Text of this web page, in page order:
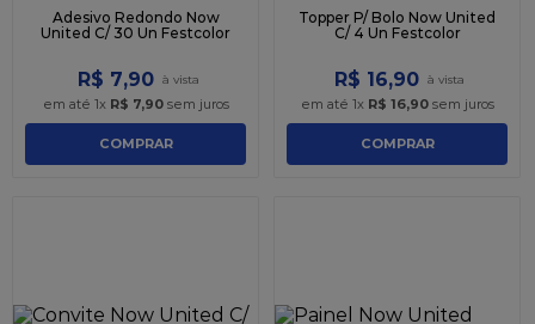
Adesivo Redondo Now
United C/ 30 Un Festcolor
R$ 7,90
em até 1x R$ 7,90sem juros
COMPRAR
Topper P/ Bolo Now United
C/ 4 Un Festcolor
R$ 16,90
em até 1x R$ 16,90sem juros
COMPRAR